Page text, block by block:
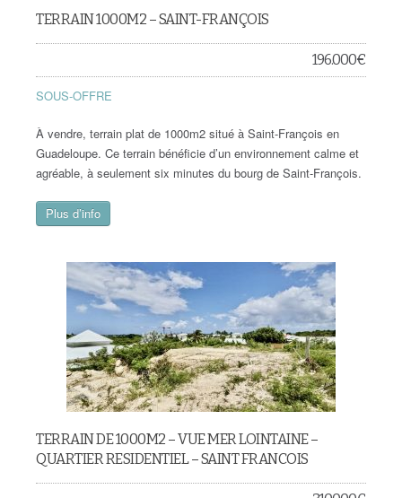
TERRAIN 1000M2 – SAINT-FRANÇOIS
196.000€
SOUS-OFFRE
À vendre, terrain plat de 1000m2 situé à Saint-François en
Guadeloupe. Ce terrain bénéficie d’un environnement calme et
agréable, à seulement six minutes du bourg de Saint-François.
Plus d’info
TERRAIN DE 1000M2 – VUE MER LOINTAINE –
QUARTIER RESIDENTIEL – SAINT FRANCOIS